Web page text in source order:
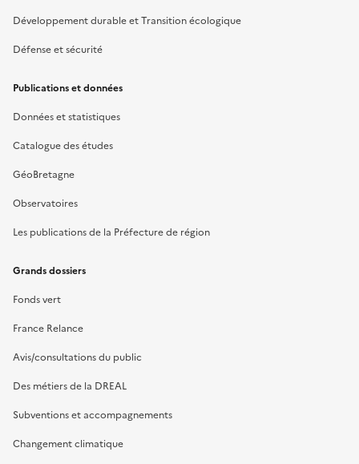
Développement durable et Transition écologique
Défense et sécurité
Publications et données
Données et statistiques
Catalogue des études
GéoBretagne
Observatoires
Les publications de la Préfecture de région
Grands dossiers
Fonds vert
France Relance
Avis/consultations du public
Des métiers de la DREAL
Subventions et accompagnements
Changement climatique